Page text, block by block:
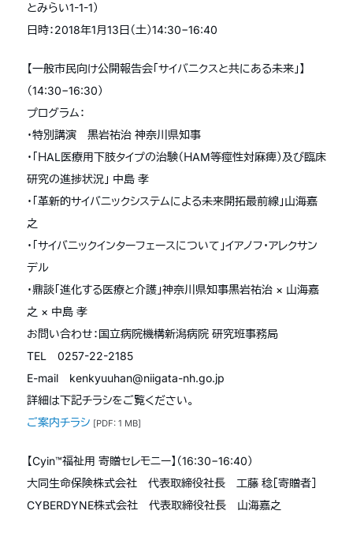
とみらい1-1-1）
日時：2018年1月13日（土）14:30−16:40
【一般市民向け公開報告会「サイバニクスと共にある未来」】
（14:30−16:30）
プログラム：
・特別講演 黒岩祐治 神奈川県知事
・「ＨAL医療用下肢タイプの治験（ＨAM等痙性対麻痺）及び臨床
研究の進捗状況」 中島 孝
・「革新的サイバニックシステムによる未来開拓最前線」山海嘉
之
・「サイバニックインターフェースについて」イアノフ・アレクサン
デル
・鼎談「進化する医療と介護」神奈川県知事黒岩祐治 × 山海嘉
之 × 中島 孝
お問い合わせ：国立病院機構新潟病院 研究班事務局
TEL 0257-22-2185
E-mail kenkyuuhan@niigata-nh.go.jp
詳細は下記チラシをご覧ください。
ご案内チラシ [PDF: 1 MB]
【Cyin™福祉用 寄贈セレモニー】（16:30−16:40）
大同生命保険株式会社 代表取締役社長 工藤 稔［寄贈者］
CYBERDYNE株式会社 代表取締役社長 山海嘉之